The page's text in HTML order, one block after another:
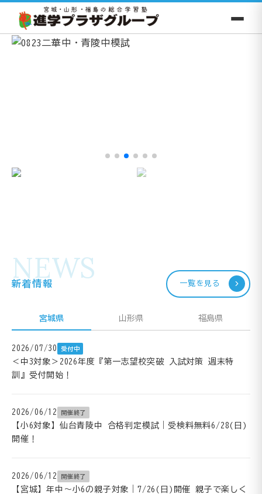
NEWS
新着情報 一覧を見る
宮城県 山形県 福島県
2026/07/30 受付中
＜中3対象＞2026年度『第一志望校突破 入試対策 週末特
訓』受付開始！
2026/06/12 開催終了
【小6対象】仙台青陵中 合格判定模試｜受検料無料6/28(日)
開催！
2026/06/12 開催終了
【宮城】年中～小6の親子対象｜7/26(日)開催 親子で楽しく